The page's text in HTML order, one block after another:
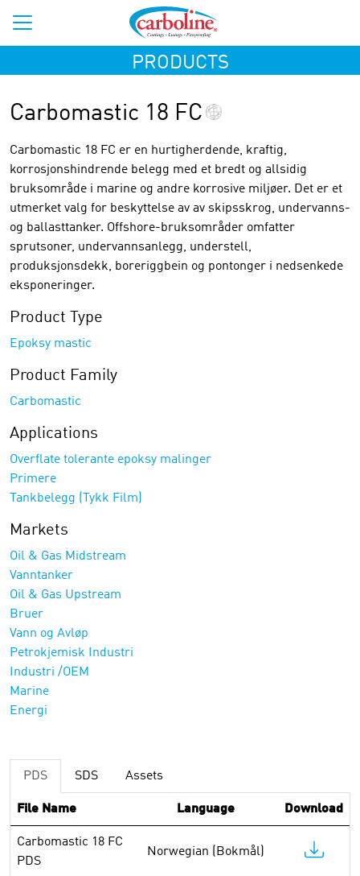
PRODUCTS
Carbomastic 18 FC
Carbomastic 18 FC er en hurtigherdende, kraftig,
korrosjonshindrende belegg med et bredt og allsidig
bruksområde i marine og andre korrosive miljøer. Det er et
utmerket valg for beskyttelse av av skipsskrog, undervanns-
og ballasttanker. Offshore-bruksområder omfatter
sprutsoner, undervannsanlegg, understell,
produksjonsdekk, boreriggbein og pontonger i nedsenkede
eksponeringer.
Product Type
Epoksy mastic
Product Family
Carbomastic
Applications
Overflate tolerante epoksy malinger
Primere
Tankbelegg (Tykk Film)
Markets
Oil & Gas Midstream
Vanntanker
Oil & Gas Upstream
Bruer
Vann og Avløp
Petrokjemisk Industri
Industri /OEM
Marine
Energi
PDS SDS Assets
File Name Language Download
Carbomastic 18 FC
PDS
Norwegian (Bokmål)